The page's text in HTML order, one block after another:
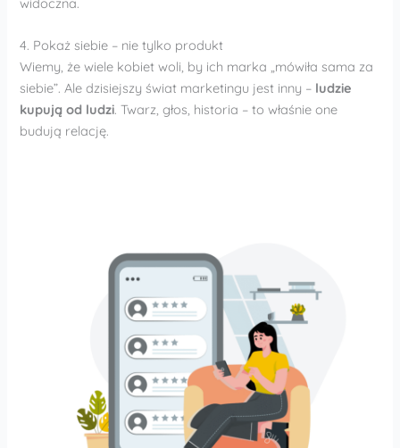
4. Pokaż siebie – nie tylko produkt
Wiemy, że wiele kobiet woli, by ich marka „mówiła sama za
siebie”. Ale dzisiejszy świat marketingu jest inny – ludzie
kupują od ludzi. Twarz, głos, historia – to właśnie one
budują relację.